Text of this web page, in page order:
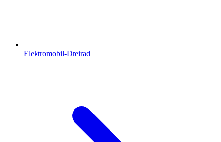
Elektromobil-Dreirad